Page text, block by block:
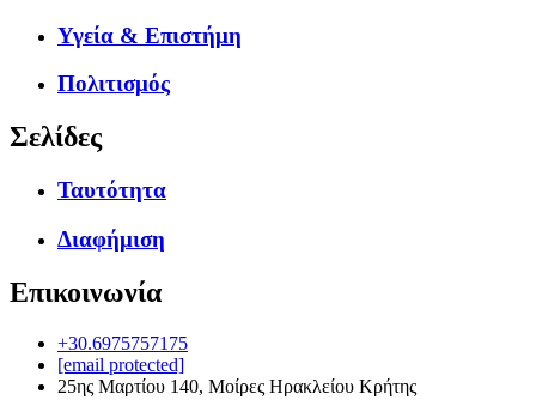
Υγεία & Επιστήμη
Πολιτισμός
Σελίδες
Ταυτότητα
Διαφήμιση
Επικοινωνία
+30.6975757175
[email protected]
25ης Μαρτίου 140, Μοίρες Ηρακλείου Κρήτης